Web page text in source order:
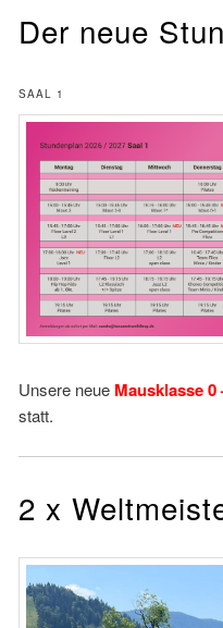
Der neue
SAAL 1
Unsere neue Mausklasse 0
statt.
2 x